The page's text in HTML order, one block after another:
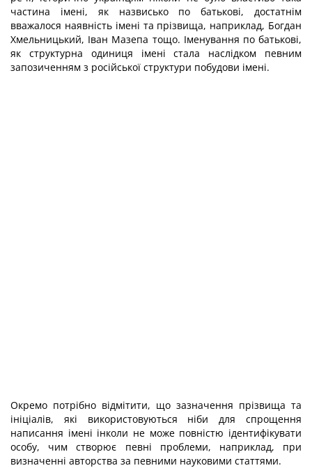
частина імені, як назвисько по батькові, достатнім
вважалося наявність імені та прізвища, наприклад, Богдан
Хмельницький, Іван Мазепа тощо. Іменування по батькові,
як структурна одиниця імені стала наслідком певним
запозиченням з російської структури побудови імені.
Окремо потрібно відмітити, що зазначення прізвища та
ініціалів, які використовуються ніби для спрощення
написання імені інколи не може повністю ідентифікувати
особу, чим створює певні проблеми, наприклад, при
визначенні авторства за певними науковими статтями.